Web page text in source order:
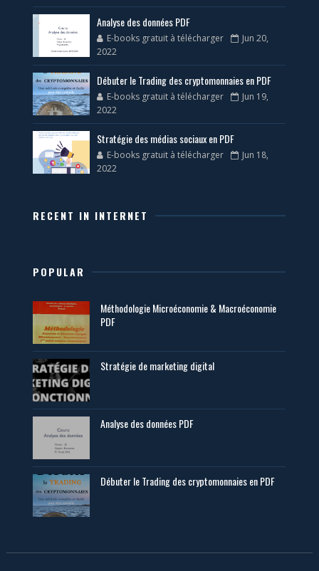
Analyse des données PDF
E-books gratuit à télécharger
Jun 20,
2022
Débuter le Trading des cryptomonnaies en PDF
E-books gratuit à télécharger
Jun 19,
2022
Stratégie des médias sociaux en PDF
E-books gratuit à télécharger
Jun 18,
2022
RECENT IN INTERNET
POPULAR
Méthodologie Microéconomie & Macroéconomie
PDF
Stratégie de marketing digital
Analyse des données PDF
Débuter le Trading des cryptomonnaies en PDF